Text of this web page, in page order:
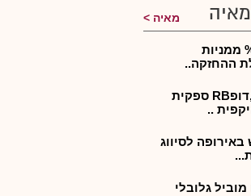
מאיה
סיבר-ס-הבנות לרכ' %33.3 ממניות
סיבר-ס-הסכם שת"פ עם ,דופRB ספקית
..
לסיווג
גלובלי